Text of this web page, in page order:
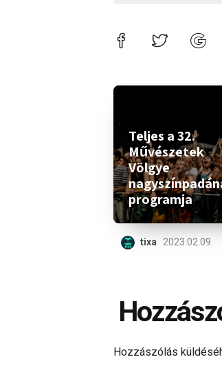
Teljes a 32.
Művészetek
Völgye
programja
tixa 2023.02.09.
Hozzászólás